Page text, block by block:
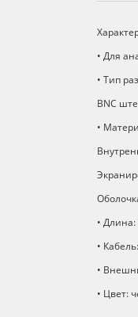
• Для
• Тип
BNC
•
•
•
•
• Цвет: